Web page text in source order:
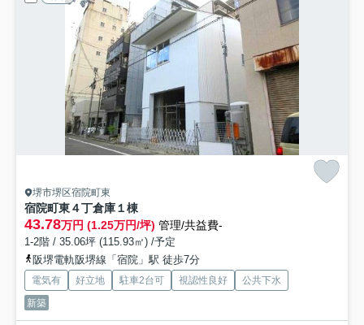
堺市堺区宿院町東
宿院町東４丁倉庫１棟
43.78万円 (1.25万円/坪) 管理/共益費-
1-2階 / 35.06坪 (115.93㎡) /予定
阪堺電軌阪堺線「宿院」駅 徒歩7分
電気有 好立地 駐車2台可 視認性良好
公共下水
新築